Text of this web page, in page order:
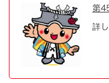
第
詳